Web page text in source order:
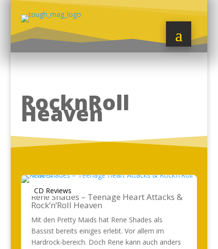
RocknRoll
Heaven
CD Reviews
Rene Shades – Teenage Heart Attacks &
Rock’n’Roll Heaven
Mit den Pretty Maids hat Rene Shades als
Bassist bereits einiges erlebt. Vor allem im
Hardrock-bereich. Doch Rene kann auch anders